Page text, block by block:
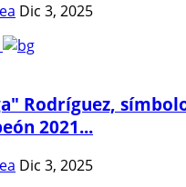
Dic 3, 2025
Rodríguez,
2021...
Dic 3, 2025